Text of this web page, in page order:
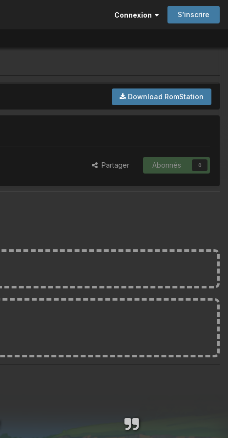
Connexion S’inscrire
Download RomStation
Partager Abonnés 0